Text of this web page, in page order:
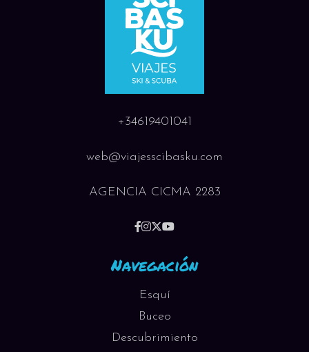
Kohler, tocador doble, bañera de hidromasaje
y configuración de ducha, cabezal de ducha
de lluvia, así como albornoz y otras
comodidades. El segundo baño adicional
cuenta con un lavabo y una ducha
+34619401041
web@viajesscibasku.com
AGENCIA CICMA 2283
Navegación
Esquí
Buceo
Descubrimiento